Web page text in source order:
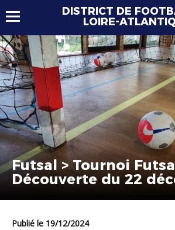
DISTRICT DE
LOIRE-
Futsal > Tournoi
Découverte du 22
Publié le 19/12/2024